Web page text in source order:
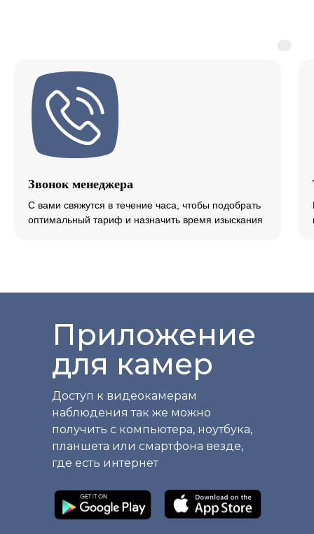
Звонок менеджера
С вами свяжутся в течение часа, чтобы подобрать
оптимальный тариф и назначить время изыскания
Приложение
для камер
Доступ к видеокамерам
наблюдения так же можно
получить с компьютера, ноутбука,
планшета или смартфона везде,
где есть интернет